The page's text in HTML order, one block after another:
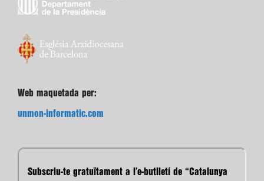
Web maquetada per:
unmon-informatic.com
Subscriu-te gratuïtament a l’e-butlletí de “Catalunya